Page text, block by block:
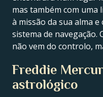
mas também com uma
à missão da sua alma e
sistema de navegação.
não vem do controlo,
Freddie
astrológico